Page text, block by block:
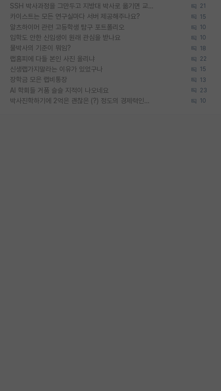
SSH 박사과정을 그만두고 지방대 박사로 옮기면 교수의 꿈은 끝일까요? 21
카이스트는 모든 연구실마다 서버 제공해주나요? 15
알츠하이머 관련 고등학생 탐구 포트폴리오 10
입학도 안한 신입생이 원래 관심을 받나요 10
물박사의 기준이 뭐임? 18
랩홈피에 다들 본인 사진 올리냐 22
신생랩가지말라는 이유가 있었구나 15
장학금 모은 랩비통장 13
AI 학회들 거품 슬슬 지적이 나오네요 23
박사진학하기에 2억은 괜찮은 (?) 정도의 경제력인가요 10